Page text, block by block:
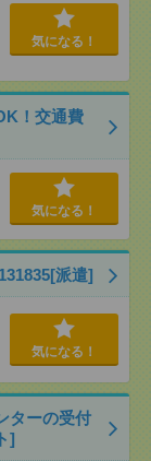
気になる！
！交通費
気になる！
派遣]
気になる！
ターの受付
]